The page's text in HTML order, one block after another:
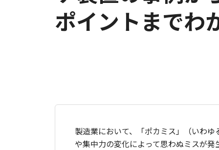
ポイントまでわ
製造業において、「ポカミス」（いわ
や集中力の変化によって思わぬミスが